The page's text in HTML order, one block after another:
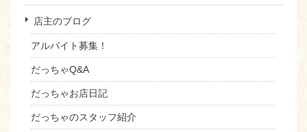
店主のブログ
アルバイト募集！
だっちゃQ&A
だっちゃお店日記
だっちゃのスタッフ紹介